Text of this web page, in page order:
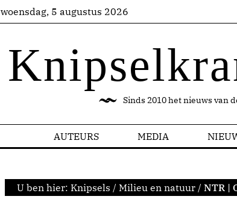
woensdag, 5 augustus 2026
Sinds 2010 het nieuws van
AUTEURS MEDIA
U ben hier: Knipsels / Milieu en natuur / NTR |